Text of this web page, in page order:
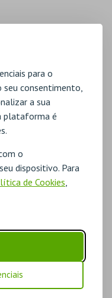
para o
seu consentimento,
a sua
plataforma é
o
dispositivo. Para
de Cookies,